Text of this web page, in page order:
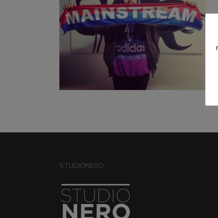
STUDIONERO